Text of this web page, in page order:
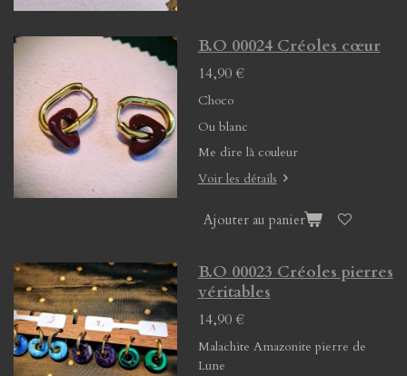
B.O 00024 Créoles cœur
14,90 €
Choco
Ou blanc
Me dire là couleur
Voir les détails
Ajouter au panier
B.O 00023 Créoles pierres
véritables
14,90 €
Malachite Amazonite pierre de
Lune